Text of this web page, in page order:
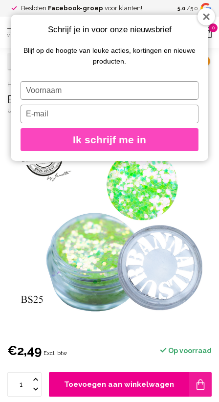
Besloten Facebook-groep voor klanten! Spaar voor
kortingen
5.0 /5.0
MENU
0
Home / Big Sparkle Glitter 25
Big Sparkle Glitter 25
URBAN NAILS
€2,49 Excl. btw Op voorraad
Toevoegen aan winkelwagen
Schrijf je in voor onze nieuwsbrief
Blijf op de hoogte van leuke acties, kortingen en nieuwe
producten.
Typ
je
naam
Typ
je
e-
in
Ik schrijf me in